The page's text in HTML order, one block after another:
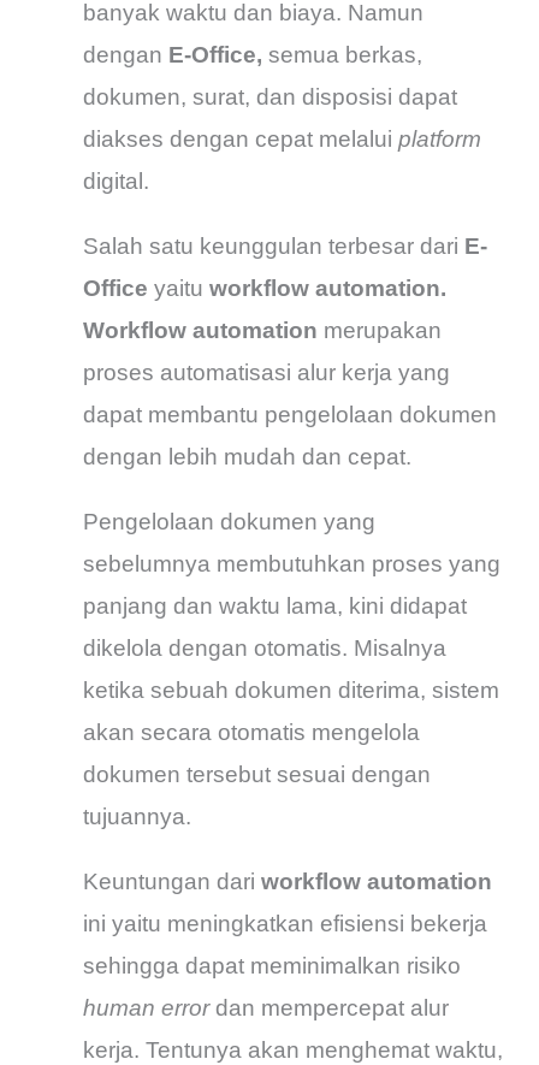
banyak waktu dan biaya. Namun
dengan E-Office,semua berkas,
dokumen, surat, dan disposisi dapat
diakses dengan cepat melaluiplatform
digital.
Salah satu keunggulan terbesar dari E-
Officeyaituworkflow automation.
Workflow automation merupakan
proses automatisasi alur kerja yang
dapat membantu pengelolaan dokumen
dengan lebih mudah dan cepat.
Pengelolaan dokumen yang
sebelumnya membutuhkan proses yang
panjang dan waktu lama, kini didapat
dikelola dengan otomatis. Misalnya
ketika sebuah dokumen diterima, sistem
akan secara otomatis mengelola
dokumen tersebut sesuai dengan
tujuannya.
Keuntungan dariworkflow automation
ini yaitu meningkatkan efisiensi bekerja
sehingga dapat meminimalkan risiko
human errordan mempercepat alur
kerja. Tentunya akan menghemat waktu,